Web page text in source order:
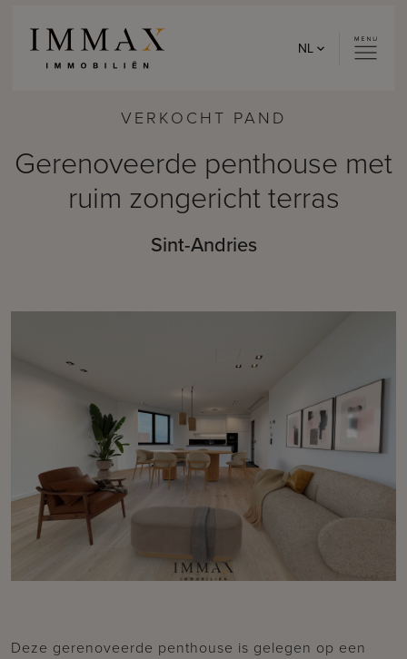
NL
VERKOCHT PAND
Gerenoveerde penthouse met
ruim zongericht terras
Sint-Andries
Deze gerenoveerde penthouse is gelegen op een